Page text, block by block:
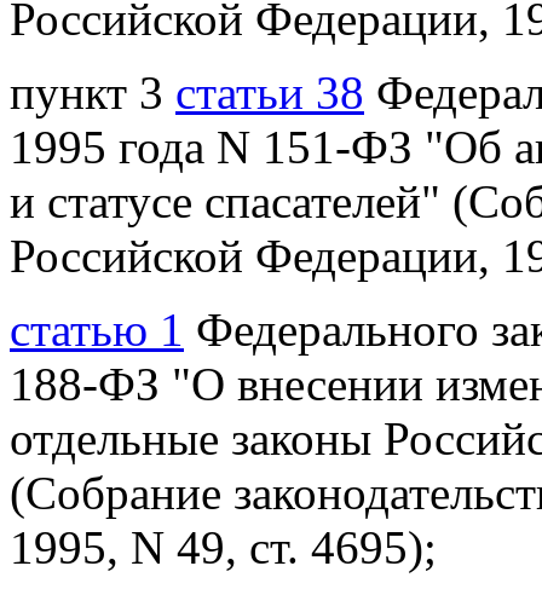
Российской Федерации,
пункт 3 статьи 38
1995 года N 151-ФЗ "Об
и статусе спасателей"
Российской Федерации,
статью 1 Федерального
188-ФЗ "О внесении
отдельные законы
(Собрание
1995, N 49, ст. 4695);